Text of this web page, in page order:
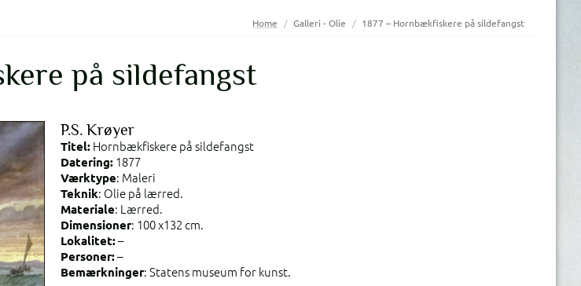
You are here:
Home Galleri - Olie 1877 – Hornbækfiskere på sildefangst
på sildefangst
P.S. Krøyer
Titel: Hornbækfiskere på sildefangst
Datering: 1877
Værktype: Maleri
Teknik: Olie på lærred.
Materiale: Lærred.
Dimensioner: 100 x132 cm.
Lokalitet:–
Personer:–
Bemærkninger: Statens museum for kunst.